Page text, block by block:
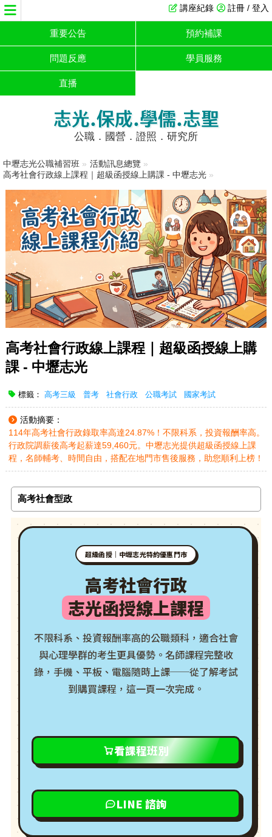
註冊 / 登入
講座紀錄
重要公告 預約補課
問題反應 學員服務
直播
志光.保成.學儒.志聖
公職．國營．證照．研究所
中壢志光公職補習班 » 活動訊息總覽 »
高考社會行政線上課程｜超級函授線上購課 - 中壢志光 »
高考社會行政線上課程｜超級函授線上購
課 - 中壢志光
標籤： 高考三級 普考 社會行政 公職考試 國家考試
活動摘要：
114年高考社會行政錄取率高達24.87%！不限科系，投資報酬率高。
行政院調薪後高考起薪達59,460元。中壢志光提供超級函授線上課
程，名師輔考、時間自由，搭配在地門市售後服務，助您順利上榜！
高考社會型政
超級函授｜中壢志光特約優惠門市
高考社會行政
志光函授線上課程
不限科系、投資報酬率高的公職類科，適合社會
與心理學群的考生更具優勢。名師課程完整收
錄，手機、平板、電腦隨時上課──從了解考試
到購買課程，這一頁一次完成。
看課程班別
LINE 諮詢